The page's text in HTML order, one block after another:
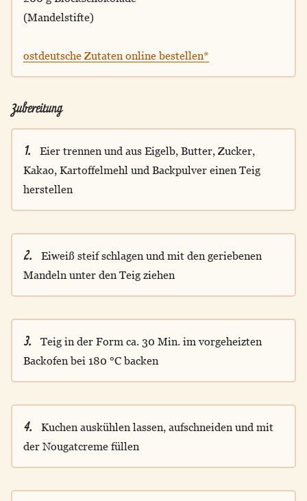
(Mandelstifte)
ostdeutsche Zutaten online bestellen*
Zubereitung
1.
Eier trennen und aus Eigelb, Butter, Zucker,
Kakao, Kartoffelmehl und Backpulver einen Teig
herstellen
2.
Eiweiß steif schlagen und mit den geriebenen
Mandeln unter den Teig ziehen
3.
Teig in der Form ca. 30 Min. im vorgeheizten
Backofen bei 180 °C backen
4.
Kuchen auskühlen lassen, aufschneiden und mit
der Nougatcreme füllen